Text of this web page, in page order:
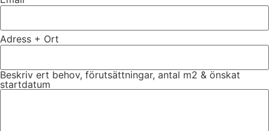
Adress + Ort
Beskriv ert behov, förutsättningar, antal m2 & önskat
startdatum